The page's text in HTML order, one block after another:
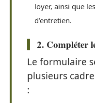
loyer, ainsi que
d’entretien.
2. Compléter
Le formulaire
plusieurs
: